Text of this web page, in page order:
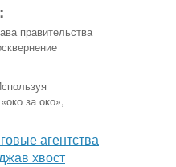
правительства
за око»,
агентства
хвост